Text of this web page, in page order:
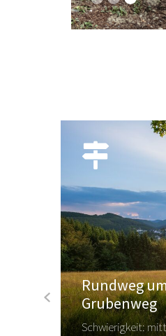
Rundweg
Grubenweg
Schwierigkeit: